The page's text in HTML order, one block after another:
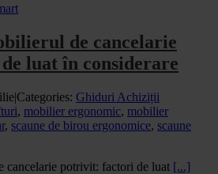
de cancelarie
luat în considerare
|Categories: Ghiduri Achiziții
, mobilier ergonomic, mobilier
, scaune de birou ergonomice, scaune
cancelarie potrivit: factori de luat [...]